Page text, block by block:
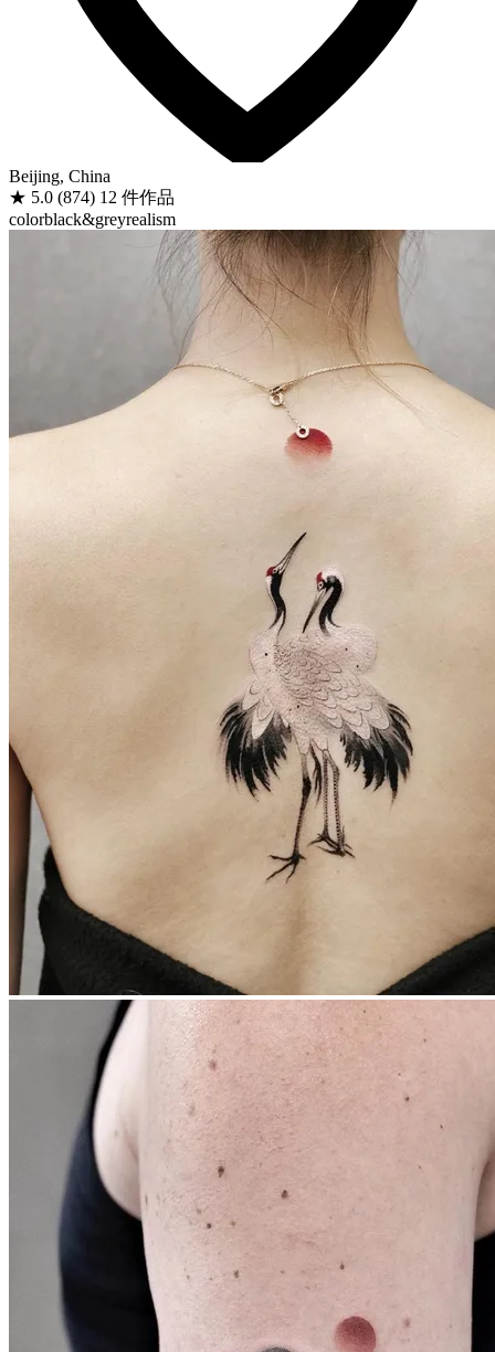
Beijing, China
★ 5.0 (874) 12 件作品
colorblack&greyrealism